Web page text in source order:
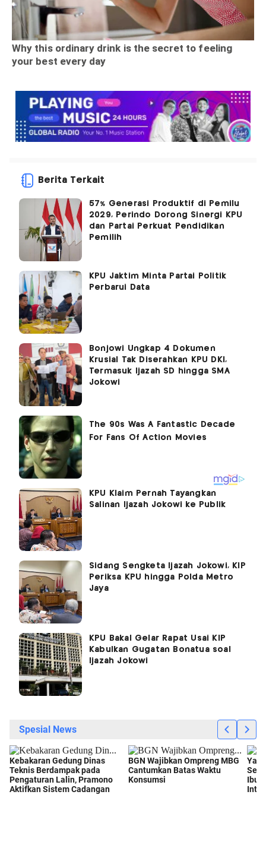
Berita Terkait
57% Generasi Produktif di Pemilu
2029, Perindo Dorong Sinergi KPU
dan Partai Perkuat Pendidikan
Pemilih
KPU Jaktim Minta Partai Politik
Perbarui Data
Bonjowi Ungkap 4 Dokumen
Krusial Tak Diserahkan KPU DKI,
Termasuk Ijazah SD hingga SMA
Jokowi
KPU Klaim Pernah Tayangkan
Salinan Ijazah Jokowi ke Publik
Sidang Sengketa Ijazah Jokowi, KIP
Periksa KPU hingga Polda Metro
Jaya
KPU Bakal Gelar Rapat Usai KIP
Kabulkan Gugatan Bonatua soal
Ijazah Jokowi